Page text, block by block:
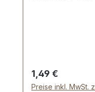
Regulärer Preis:
1,49 €
Preise inkl. MwSt.